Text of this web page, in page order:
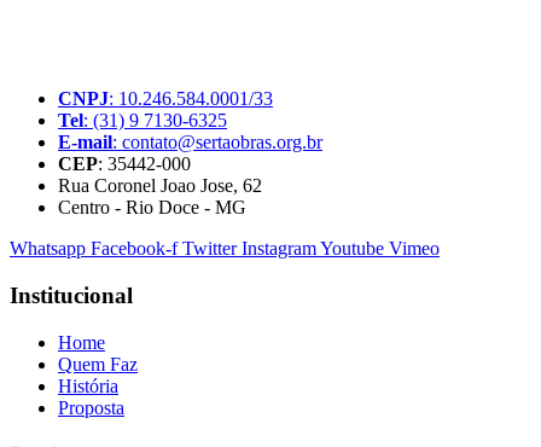
CNPJ: 10.246.584.0001/33
Tel: (31) 9 7130-6325
E-mail: contato@sertaobras.org.br
CEP: 35442-000
Rua Coronel Joao Jose, 62
Centro - Rio Doce - MG
Whatsapp Facebook-f Twitter InstagramYoutube Vimeo
Institucional
Home
Quem Faz
História
Proposta